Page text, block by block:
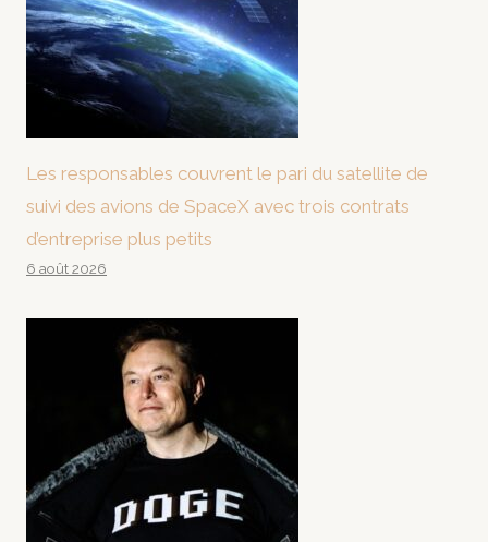
Les responsables couvrent le pari du satellite de
suivi des avions de SpaceX avec trois contrats
d’entreprise plus petits
6 août 2026